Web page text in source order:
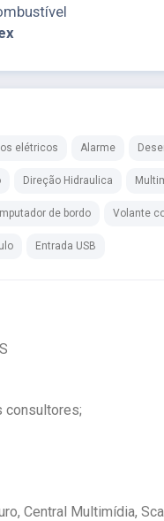
elétricos Alarme
Direção Hidraulica
de bordo Volante
Entrada USB
consultores;
Central Multimídia,